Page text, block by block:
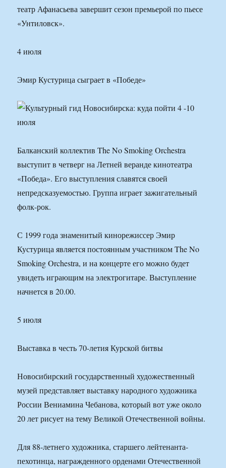
театр Афанасьева завершит сезон премьерой по пьесе
«Унтиловск».
4 июля
Эмир Кустурица сыграет в «Победе»
Балканский коллектив The No Smoking Orchestra
выступит в четверг на Летней веранде кинотеатра
«Победа». Его выступления славятся своей
непредсказуемостью. Группа играет зажигательный
фолк-рок.
С 1999 года знаменитый кинорежиссер Эмир
Кустурица является постоянным участником The No
Smoking Orchestra, и на концерте его можно будет
увидеть играющим на электрогитаре. Выступление
начнется в 20.00.
5 июля
Выставка в честь 70-летия Курской битвы
Новосибирский государственный художественный
музей представляет выставку народного художника
России Вениамина Чебанова, который вот уже около
20 лет рисует на тему Великой Отечественной войны.
Для 88-летнего художника, старшего лейтенанта-
пехотинца, награжденного орденами Отечественной